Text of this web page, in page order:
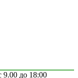
9.00 до 18:00